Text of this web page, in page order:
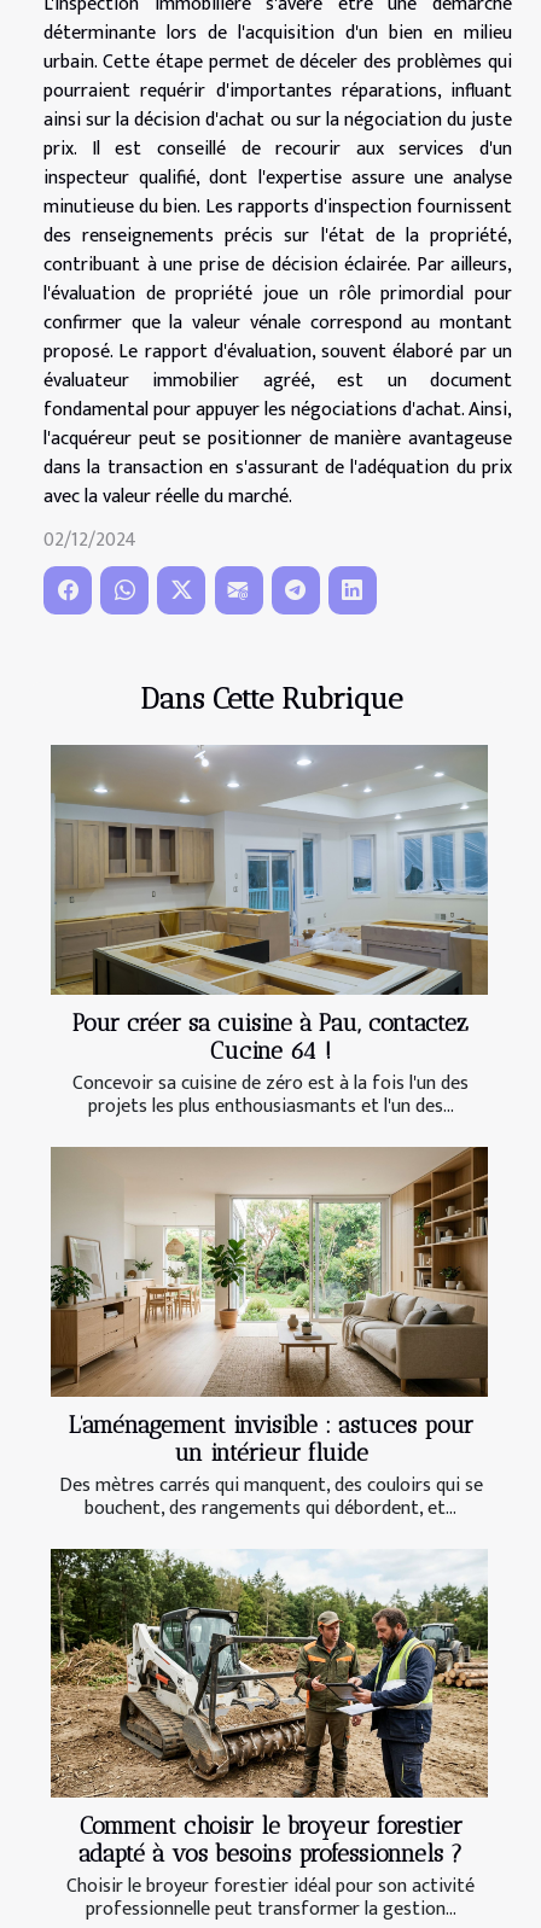
Dans Cette Rubrique
Pour créer sa cuisine à Pau, contactez
Cucine 64 !
Concevoir sa cuisine de zéro est à la fois l'un des
projets les plus enthousiasmants et l'un des...
L’aménagement invisible : astuces pour
un intérieur fluide
Des mètres carrés qui manquent, des couloirs qui se
bouchent, des rangements qui débordent, et...
Comment choisir le broyeur forestier
adapté à vos besoins professionnels ?
Choisir le broyeur forestier idéal pour son activité
professionnelle peut transformer la gestion...
déterminante lors de l'acquisition d'un bien en milieu
urbain. Cette étape permet de déceler des problèmes qui
pourraient requérir d'importantes réparations, influant
ainsi sur la décision d'achat ou sur la négociation du juste
prix. Il est conseillé de recourir aux services d'un
inspecteur qualifié, dont l'expertise assure une analyse
minutieuse du bien. Les rapports d'inspection fournissent
des renseignements précis sur l'état de la propriété,
contribuant à une prise de décision éclairée. Par ailleurs,
l'évaluation de propriété joue un rôle primordial pour
confirmer que la valeur vénale correspond au montant
proposé. Le rapport d'évaluation, souvent élaboré par un
évaluateur immobilier agréé, est un document
fondamental pour appuyer les négociations d'achat. Ainsi,
l'acquéreur peut se positionner de manière avantageuse
dans la transaction en s'assurant de l'adéquation du prix
avec la valeur réelle du marché.
02/12/2024